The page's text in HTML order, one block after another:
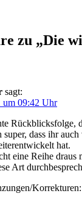
zu „Die
sagt:
um 09:42 Uhr
Rückblicksfolge,
super, dass ihr
hat.
eine Reihe draus
Art
Korrekturen: